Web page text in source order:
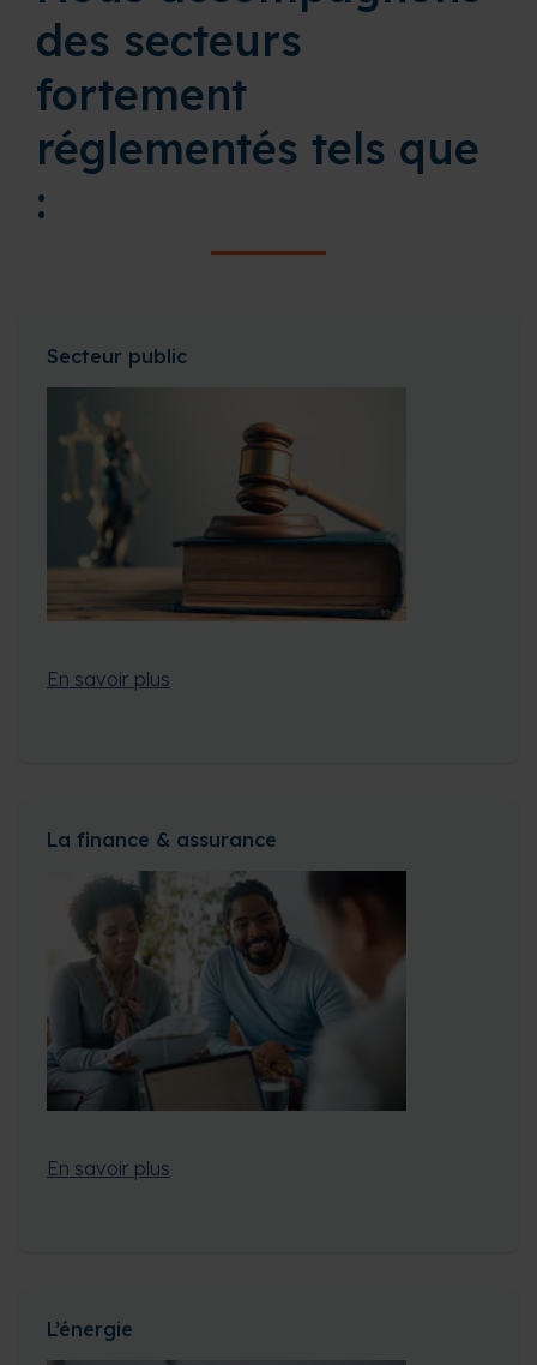
des secteurs
fortement
réglementés tels que
:
Secteur public
En savoir plus
La finance & assurance
En savoir plus
L’énergie